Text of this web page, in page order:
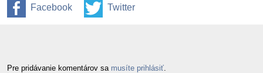
Facebook Twitter
Pre pridávanie komentárov sa musíte prihlásiť